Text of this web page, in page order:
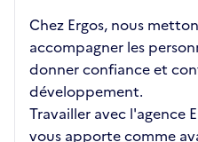
Chez Ergos, nous
accompagner les
donner confiance et
développement.
Travailler avec l'agence
vous apporte comme